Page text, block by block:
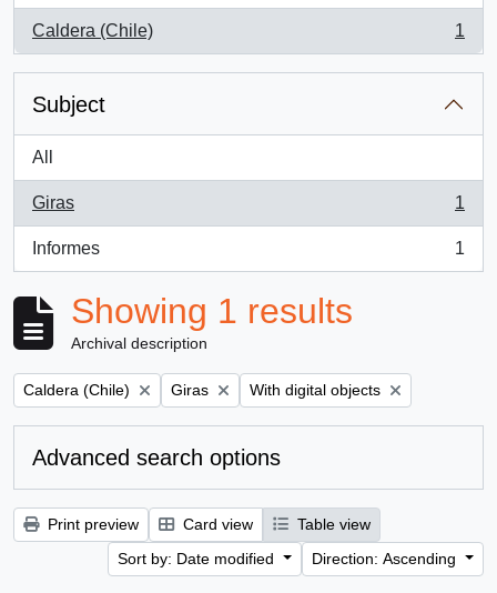
Caldera (Chile)
, 1 results
1
Subject
All
Giras
, 1 results
1
Informes
, 1 results
1
Showing 1 results
Archival description
Remove filter:
Caldera (Chile) Remove filter:
Giras Remove filter:
With digital objects
Advanced search options
Print preview Card view
Table view
Sort by: Date modified
Direction: Ascending